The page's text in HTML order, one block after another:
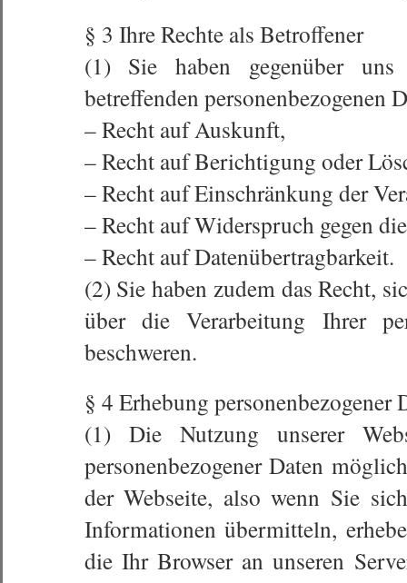
§ 3 Ihre Rechte als Betroffener
(1) Sie haben gegenüber
betreffenden personenbezogenen
– Recht auf Auskunft,
– Recht auf Berichtigung oder
– Recht auf Einschränkung der
– Recht auf Widerspruch gegen
– Recht auf Datenübertragbarkeit.
(2) Sie haben zudem das Recht,
über die Verarbeitung Ihrer
beschweren.
§ 4 Erhebung personenbezogener
(1) Die Nutzung unserer
personenbezogener Daten
der Webseite, also wenn Sie
Informationen übermitteln,
die Ihr Browser an unseren